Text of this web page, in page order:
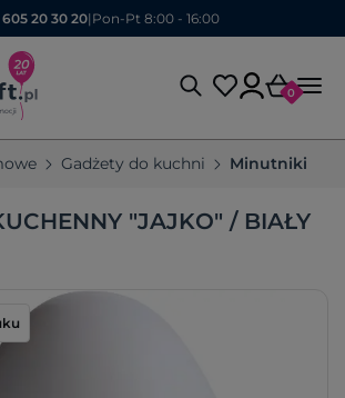
605 20 30 20| Pon-Pt 8:00 - 16:00
0
Gadżety do kuchni Minutniki
"JAJKO" / BIAŁY